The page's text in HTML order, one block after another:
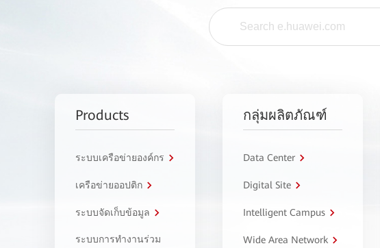
Products
ระบบเครือข่ายองค์กร
เครือข่ายออปติก
ระบบจัดเก็บข้อมูล
ระบบการทำงานร่วม
กลุ่มผลิตภัณฑ์
Data Center
Digital Site
Intelligent Campus
Wide Area Network